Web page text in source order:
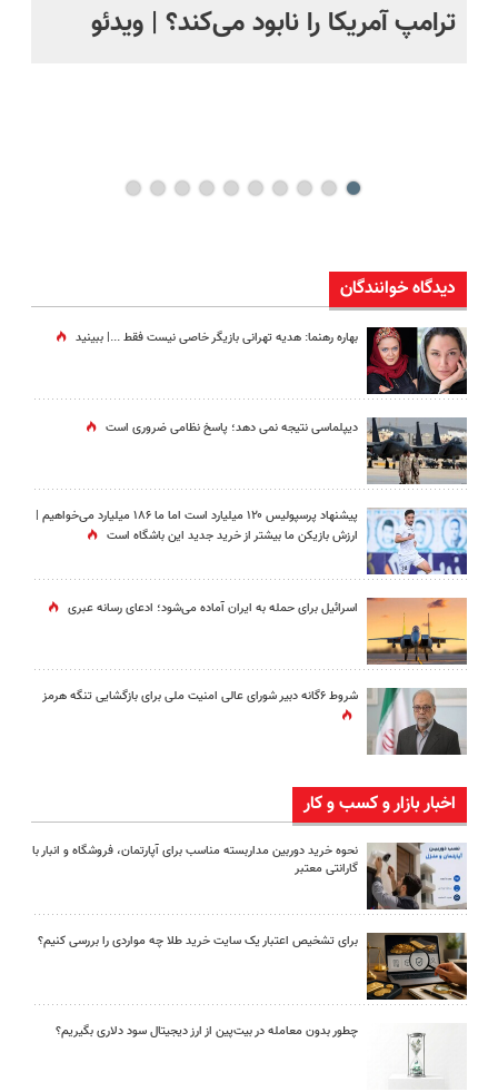
ترامپ آمریکا را نابود می‌کند؟ | ویدئو
دیدگاه خوانندگان
بهاره رهنما: هدیه تهرانی بازیگر خاصی نیست فقط ...|‌ ببینید
دیپلماسی نتیجه‌ نمی دهد؛ پاسخ نظامی ضروری است
پیشنهاد پرسپولیس ۱۲۰ میلیارد است اما ما ۱۸۶ میلیارد می‌خواهیم |
ارزش بازیکن ما بیشتر از خرید جدید این باشگاه است
اسرائیل برای حمله به ایران آماده می‌شود؛ ادعای رسانه عبری
شروط ۶گانه دبیر شورای عالی امنیت ملی برای بازگشایی تنگه هرمز
اخبار بازار و کسب و کار
نحوه خرید دوربین مداربسته مناسب برای آپارتمان، فروشگاه و انبار با
گارانتی معتبر
برای تشخیص اعتبار یک سایت خرید طلا چه مواردی را بررسی کنیم؟
چطور بدون معامله در بیت‌پین از ارز دیجیتال سود دلاری بگیریم؟